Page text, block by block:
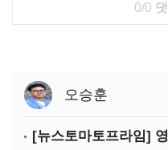
0/0
오승훈
[뉴스토마토프라임]